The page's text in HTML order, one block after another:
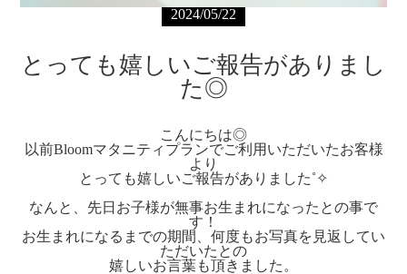
2024/05/22
とっても嬉しいご報告がありまし
た◎
こんにちは◎
以前Bloomマタニティプランでご利用いただいたお客様
より
とっても嬉しいご報告がありました˚✧
なんと、先日お子様が無事お生まれになったとの事で
す！
お生まれになるまでの期間、何度もお写真を見返してい
ただいたとの
嬉しいお言葉も頂きました。